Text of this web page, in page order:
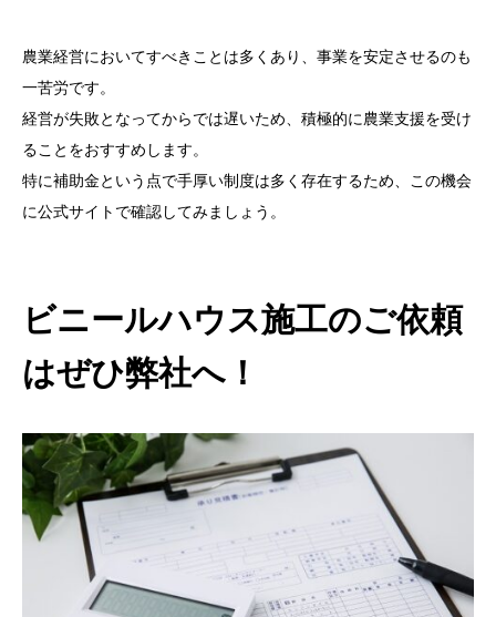
農業経営においてすべきことは多くあり、事業を安定させるのも
一苦労です。
経営が失敗となってからでは遅いため、積極的に農業支援を受け
ることをおすすめします。
特に補助金という点で手厚い制度は多く存在するため、この機会
に公式サイトで確認してみましょう。
ビニールハウス施工のご依頼
はぜひ弊社へ！